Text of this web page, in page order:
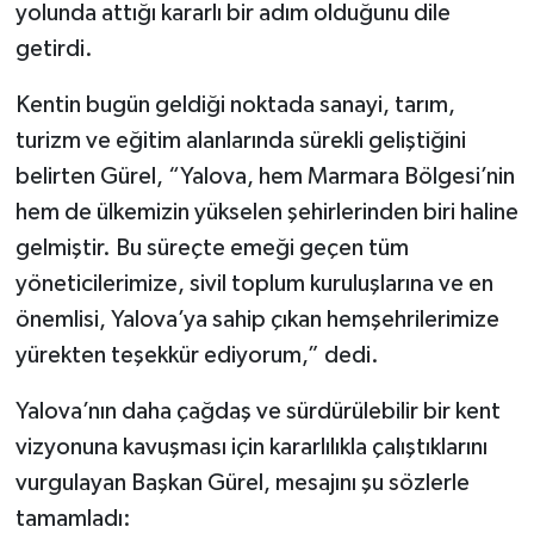
yolunda attığı kararlı bir adım olduğunu dile
getirdi.
Kentin bugün geldiği noktada sanayi, tarım,
turizm ve eğitim alanlarında sürekli geliştiğini
belirten Gürel, “Yalova, hem Marmara Bölgesi’nin
hem de ülkemizin yükselen şehirlerinden biri haline
gelmiştir. Bu süreçte emeği geçen tüm
yöneticilerimize, sivil toplum kuruluşlarına ve en
önemlisi, Yalova’ya sahip çıkan hemşehrilerimize
yürekten teşekkür ediyorum,” dedi.
Yalova’nın daha çağdaş ve sürdürülebilir bir kent
vizyonuna kavuşması için kararlılıkla çalıştıklarını
vurgulayan Başkan Gürel, mesajını şu sözlerle
tamamladı: